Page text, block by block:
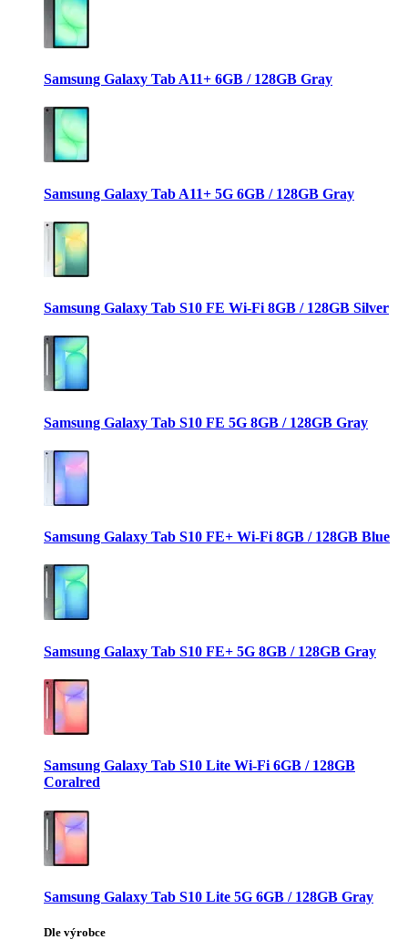
Samsung Galaxy Tab A11+ 6GB / 128GB Gray
Samsung Galaxy Tab A11+ 5G 6GB / 128GB Gray
Samsung Galaxy Tab S10 FE Wi-Fi 8GB / 128GB Silver
Samsung Galaxy Tab S10 FE 5G 8GB / 128GB Gray
Samsung Galaxy Tab S10 FE+ Wi-Fi 8GB / 128GB Blue
Samsung Galaxy Tab S10 FE+ 5G 8GB / 128GB Gray
Samsung Galaxy Tab S10 Lite Wi-Fi 6GB / 128GB
Coralred
Samsung Galaxy Tab S10 Lite 5G 6GB / 128GB Gray
Dle výrobce